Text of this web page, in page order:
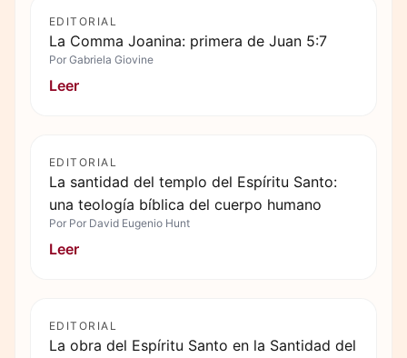
EDITORIAL
La Comma Joanina: primera de Juan 5:7
Por Gabriela Giovine
Leer
EDITORIAL
La santidad del templo del Espíritu Santo:
una teología bíblica del cuerpo humano
Por Por David Eugenio Hunt
Leer
EDITORIAL
La obra del Espíritu Santo en la Santidad del